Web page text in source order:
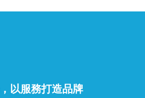
以服務打造品牌